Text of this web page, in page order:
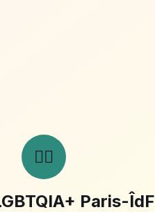
🏳️‍🌈
Paris-ÎdF